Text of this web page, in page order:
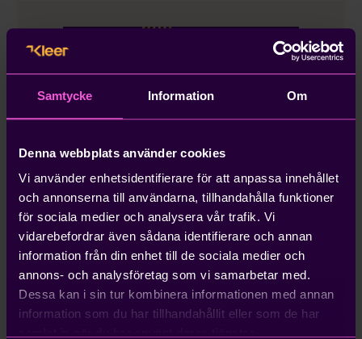
Samtycke Information Om
Denna webbplats använder cookies
Vi använder enhetsidentifierare för att anpassa innehållet
och annonserna till användarna, tillhandahålla funktioner
för sociala medier och analysera vår trafik. Vi
vidarebefordrar även sådana identifierare och annan
information från din enhet till de sociala medier och
annons- och analysföretag som vi samarbetar med.
Dessa kan i sin tur kombinera informationen med annan
information som du har tillhandahållit eller som de har
Kvarskatt: då ska restskatten
betalas